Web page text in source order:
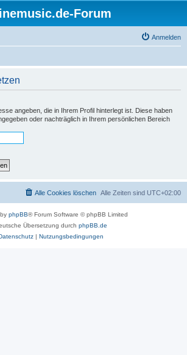
Forum
Anmelden
angeben, die in Ihrem Profil hinterlegt ist. Diese haben
oder nachträglich in Ihrem persönlichen Bereich
Alle Zeiten sind UTC+02:00
Alle Cookies löschen
phpBB® Forum Software © phpBB Limited
Übersetzung durch phpBB.de
| Nutzungsbedingungen